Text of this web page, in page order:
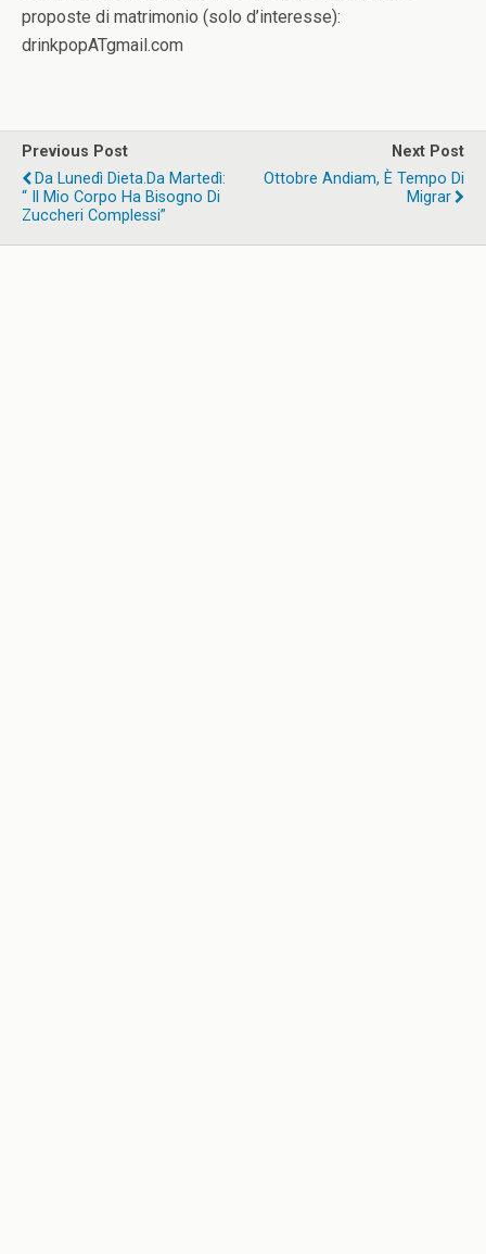
proposte di matrimonio (solo d’interesse):
drinkpopATgmail.com
Previous Post
Da Lunedì Dieta.Da Martedì:
“ Il Mio Corpo Ha Bisogno Di
Zuccheri Complessi”
Next Post
Ottobre Andiam, È Tempo Di
Migrar